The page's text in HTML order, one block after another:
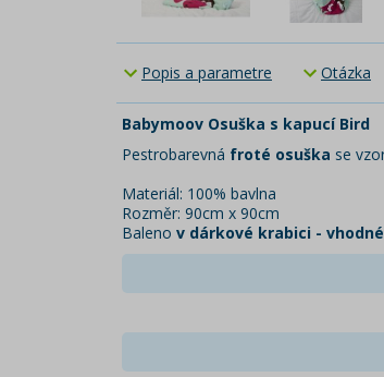
Popis a parametre Otázka
Babymoov Osuška s kapucí Bird
Pestrobarevná froté osuška se
Materiál: 100% bavlna
Rozměr: 90cm x 90cm
Baleno v dárkové krabici -